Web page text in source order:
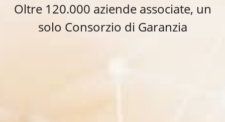
Oltre 120.000 aziende associate, un
solo Consorzio di Garanzia